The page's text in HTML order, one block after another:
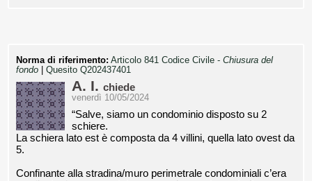
Norma di riferimento: Articolo 841 Codice Civile - Chiusura del
fondo
Quesito Q202437401
A. I. chiede
venerdì 10/05/2024
“Salve, siamo un condominio disposto su 2
schiere.
La schiera lato est è composta da 4 villini, quella lato ovest da
5.
Confinante alla stradina/muro perimetrale condominiali c’era